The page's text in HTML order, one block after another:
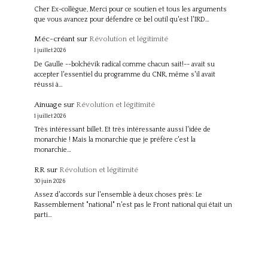
Cher Ex-collègue, Merci pour ce soutien et tous les arguments
que vous avancez pour défendre ce bel outil qu'est l'IRD…
Méc-créantsur Révolution et légitimité
1 juillet 2026
De Gaulle --bolchévik radical comme chacun sait!-- avait su
accepter l'essentiel du programme du CNR, même s'il avait
réussi à…
Ainuagesur Révolution et légitimité
1 juillet 2026
Très intéressant billet. Et très intéressante aussi l'idée de
monarchie ! Mais la monarchie que je préfère c'est la
monarchie…
RR sur Révolution et légitimité
30 juin 2026
Assez d'accords sur l'ensemble à deux choses près: Le
Rassemblement "national" n'est pas le Front national qui était un
parti…